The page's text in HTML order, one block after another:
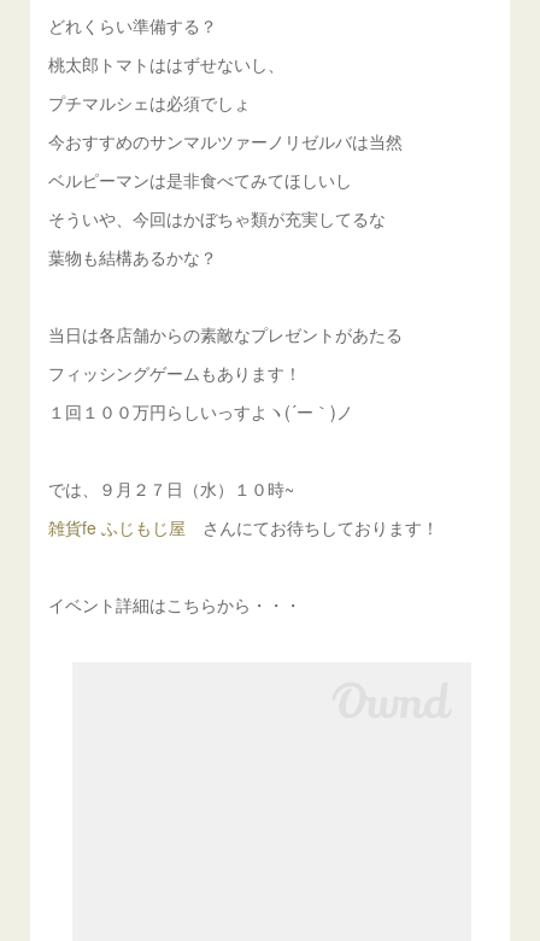
どれくらい準備する？
桃太郎トマトははずせないし、
プチマルシェは必須でしょ
今おすすめのサンマルツァーノリゼルバは当然
ベルピーマンは是非食べてみてほしいし
そういや、今回はかぼちゃ類が充実してるな
葉物も結構あるかな？
当日は各店舗からの素敵なプレゼントがあたる
フィッシングゲームもあります！
１回１００万円らしいっすよヽ(´ー｀)ノ
では、９月２７日（水）１０時~
雑貨fe ふじもじ屋 さんにてお待ちしております！
イベント詳細はこちらから・・・